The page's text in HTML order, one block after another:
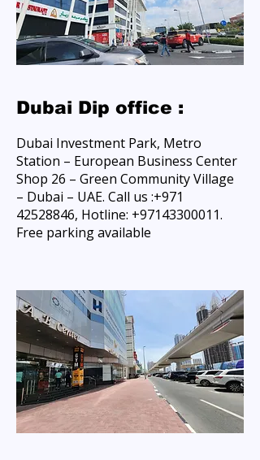
Dubai Dip office :
Dubai Investment Park, Metro
Station – European Business Center
Shop 26 – Green Community Village
– Dubai – UAE. Call us :+971
42528846, Hotline: +97143300011.
Free parking available​